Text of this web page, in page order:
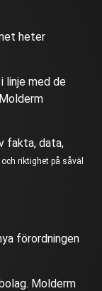
heter
linje med de
fakta, data,
riktighet på såväl
förordningen
Molderm